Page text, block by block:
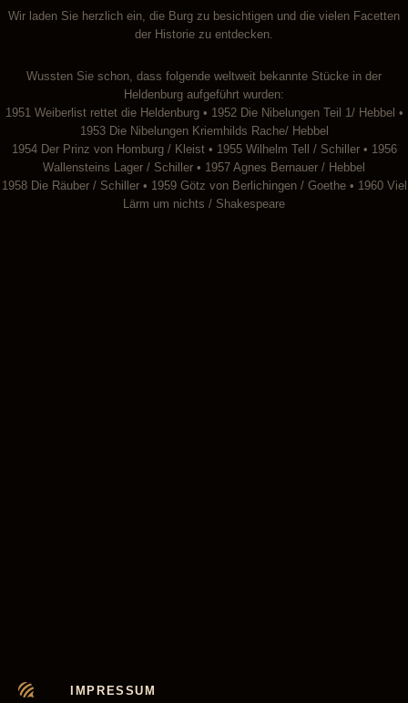
Wir laden Sie herzlich ein, die Burg zu besichtigen und die vielen Facetten
der Historie zu entdecken.
Wussten Sie schon, dass folgende weltweit bekannte Stücke in der
Heldenburg aufgeführt wurden:
1951 Weiberlist rettet die Heldenburg • 1952 Die Nibelungen Teil 1/ Hebbel •
1953 Die Nibelungen Kriemhilds Rache/ Hebbel
1954 Der Prinz von Homburg / Kleist • 1955 Wilhelm Tell / Schiller • 1956
Wallensteins Lager / Schiller • 1957 Agnes Bernauer / Hebbel
1958 Die Räuber / Schiller • 1959 Götz von Berlichingen / Goethe • 1960 Viel
Lärm um nichts / Shakespeare
IMPRESSUM